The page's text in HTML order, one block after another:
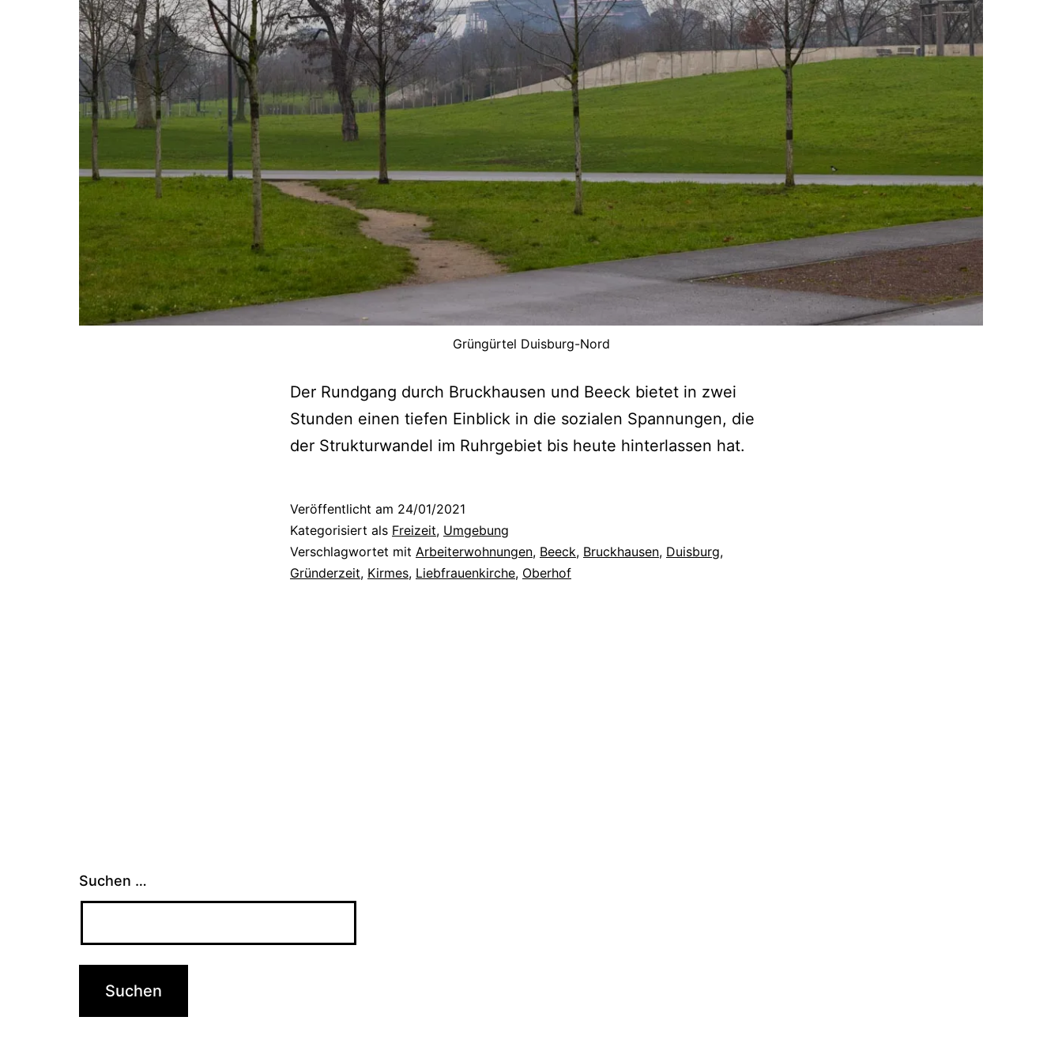
Grüngürtel Duisburg-Nord
Der Rundgang durch Bruckhausen und Beeck bietet in zwei
Stunden einen tiefen Einblick in die sozialen Spannungen, die
der Strukturwandel im Ruhrgebiet bis heute hinterlassen hat.
Veröffentlicht am 24/01/2021
Kategorisiert als Freizeit, Umgebung
Verschlagwortet mit Arbeiterwohnungen, Beeck, Bruckhausen, Duisburg,
Gründerzeit, Kirmes, Liebfrauenkirche, Oberhof
Suchen …